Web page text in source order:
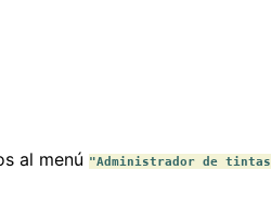
al menú "Administrador de tintas